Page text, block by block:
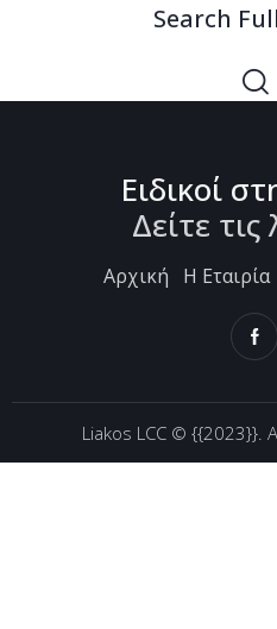
Search
Ειδικοί
Δείτε τις
Αρχική Η Εταιρία
Liakos LCC © {{2023}}.